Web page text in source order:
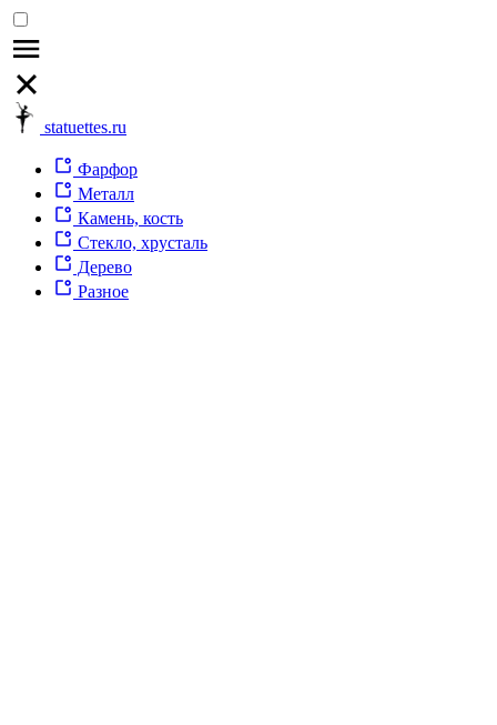
statuettes.ru
Фарфор
Металл
Камень, кость
Стекло, хрусталь
Дерево
Разное